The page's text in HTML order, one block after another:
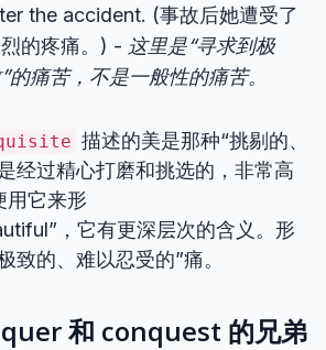
the accident. (事故后她遭受了
的疼痛。) - 这里是“寻求到极
的痛苦，不是一般性的痛苦。
描述的美是那种“挑剔的、
经过精心打磨和挑选的，非常高
用它来形
，它有更深层次的含义。形
致的、难以忍受的”痛。
和 conquest 的兄弟